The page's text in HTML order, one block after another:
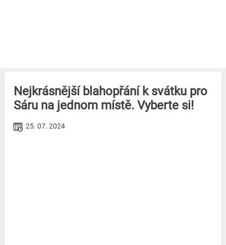
Nejkrásnější blahopřání k svátku pro
Sáru na jednom místě. Vyberte si!
25. 07. 2024